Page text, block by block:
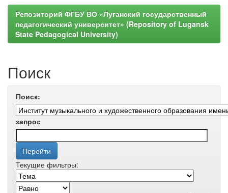
Репозиторий ФГБУ ВО «Луганский государственный
педагогический университет» (Repository of Lugansk
State Pedagogical University)
Поиск
Поиск:
запрос
Текущие фильтры: